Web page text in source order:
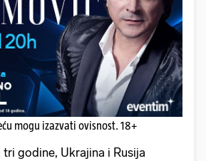
mogu izazvati ovisnost. 18+
godine, Ukrajina i Rusija